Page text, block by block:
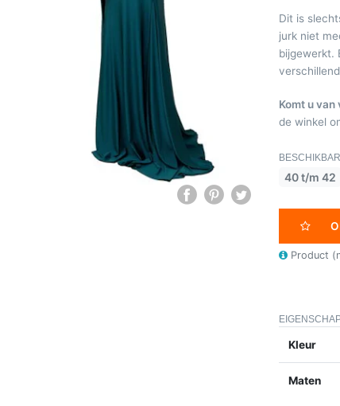
Dit is
jurk niet
bijgewerkt.
Komt u
de winkel
40 t/m 42
Product
Kleur
Maten